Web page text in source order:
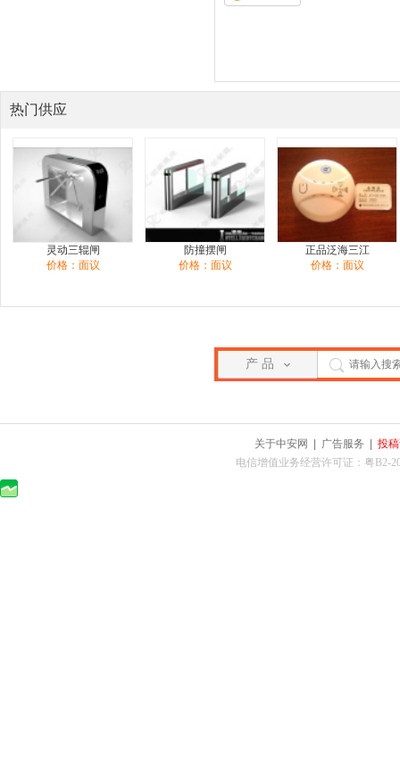
热门供应
灵动三辊闸
价格：面议
防撞摆闸
价格：面议
正品泛海三江
价格：面议
产 品
关于中安网 广告服务
投
电信增值业务经营许可证：粤